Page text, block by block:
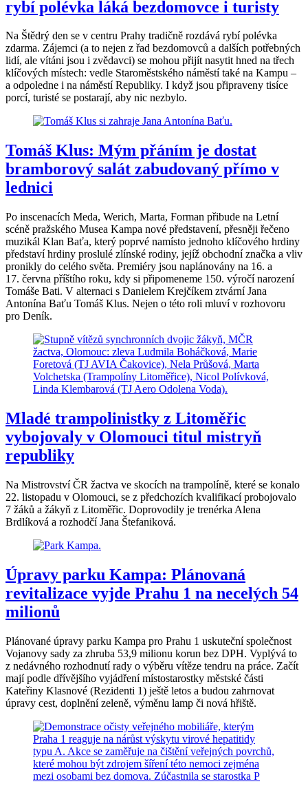
rybí polévka láká bezdomovce i turisty
Na Štědrý den se v centru Prahy tradičně rozdává rybí polévka
zdarma. Zájemci (a to nejen z řad bezdomovců a dalších potřebných
lidí, ale vítáni jsou i zvědavci) se mohou přijít nasytit hned na třech
klíčových místech: vedle Staroměstského náměstí také na Kampu –
a odpoledne i na náměstí Republiky. I když jsou připraveny tisíce
porcí, turisté se postarají, aby nic nezbylo.
Tomáš Klus: Mým přáním je dostat
bramborový salát zabudovaný přímo v
lednici
Po inscenacích Meda, Werich, Marta, Forman přibude na Letní
scéně pražského Musea Kampa nové představení, přesněji řečeno
muzikál Klan Baťa, který poprvé namísto jednoho klíčového hrdiny
představí hrdiny proslulé zlínské rodiny, jejíž obchodní značka a vliv
pronikly do celého světa. Premiéry jsou naplánovány na 16. a
17. června příštího roku, kdy si připomeneme 150. výročí narození
Tomáše Bati. V alternaci s Danielem Krejčíkem ztvární Jana
Antonína Baťu Tomáš Klus. Nejen o této roli mluví v rozhovoru
pro Deník.
Mladé trampolinistky z Litoměřic
vybojovaly v Olomouci titul mistryň
republiky
Na Mistrovství ČR žactva ve skocích na trampolíně, které se konalo
22. listopadu v Olomouci, se z předchozích kvalifikací probojovalo
7 žáků a žákyň z Litoměřic. Doprovodily je trenérka Alena
Brdlíková a rozhodčí Jana Štefaniková.
Úpravy parku Kampa: Plánovaná
revitalizace vyjde Prahu 1 na necelých 54
milionů
Plánované úpravy parku Kampa pro Prahu 1 uskuteční společnost
Vojanovy sady za zhruba 53,9 milionu korun bez DPH. Vyplývá to
z nedávného rozhodnutí rady o výběru vítěze tendru na práce. Začít
mají podle dřívějšího vyjádření místostarostky městské části
Kateřiny Klasnové (Rezidenti 1) ještě letos a budou zahrnovat
úpravy cest, doplnění zeleně, výměnu lamp či nová hřiště.